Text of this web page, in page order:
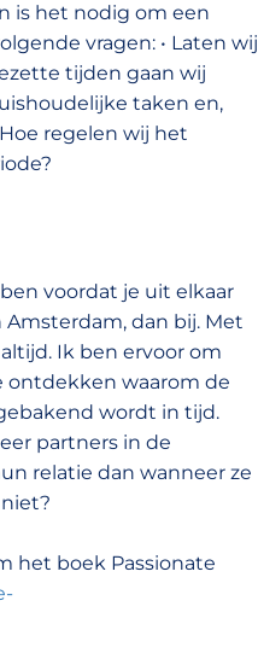
is het nodig om een
vragen: • Laten wij
tijden gaan wij
taken en,
regelen wij het
voordat je uit elkaar
dan bij. Met
Ik ben ervoor om
ontdekken waarom de
wordt in tijd.
partners in de
relatie dan wanneer ze
het boek Passionate